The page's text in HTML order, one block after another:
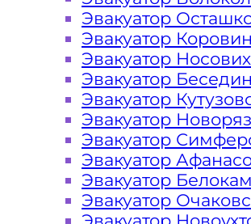
Эвакуатор
Эвакуатор
Эвакуатор
Эвакуатор
Эвакуатор
Эвакуатор
Эвакуатор
Эвакуатор
Эвакуатор
Эвакуатор